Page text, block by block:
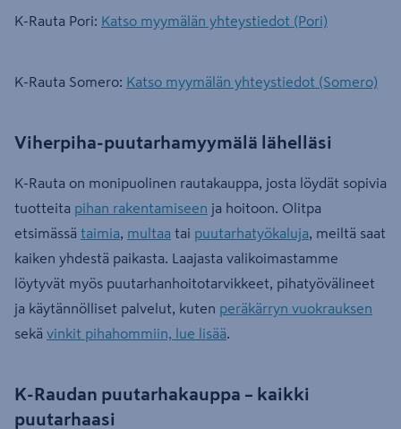
K-Rauta Pori: Katso myymälän yhteystiedot (Pori)
K-Rauta Somero: Katso myymälän yhteystiedot (Somero)
Viherpiha-puutarhamyymälä lähelläsi
K-Rauta on monipuolinen rautakauppa, josta löydät sopivia
tuotteita pihan rakentamiseen ja hoitoon. Olitpa
etsimässä taimia multaa tai puutarhatyökaluja , meiltä saat
kaiken yhdestä paikasta. Laajasta valikoimastamme
löytyvät myös puutarhanhoitotarvikkeet, pihatyövälineet
ja käytännölliset palvelut, kuten peräkärryn vuokrauksen
sekä vinkit pihahommiin, lue lisää
K-Raudan puutarhakauppa – kaikki
puutarhaasi